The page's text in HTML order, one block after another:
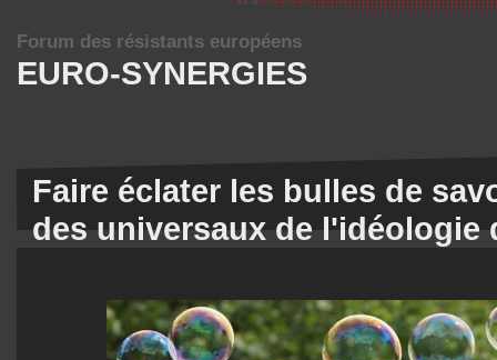
EURO-SYNERGIES
Forum des résistants européens
Faire éclater les bulles de
des universaux de l'idéologie